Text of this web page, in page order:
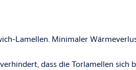
Lamellen. Minimaler
dass die Torlamellen